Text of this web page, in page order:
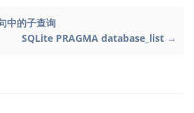
中的子查询
SQLite PRAGMA database_list →